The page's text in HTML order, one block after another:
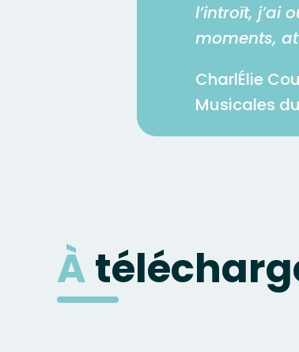
l’introït, j’ai
moments,
CharlÉlie
Musicales
À